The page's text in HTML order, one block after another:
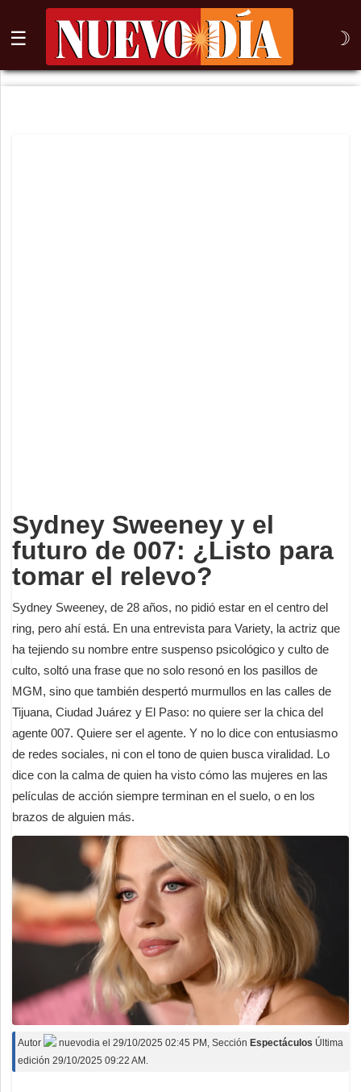
☰ ☽
⌕
Sydney Sweeney y el
futuro de 007: ¿Listo para
tomar el relevo?
Sydney Sweeney, de 28 años, no pidió estar en el centro del
ring, pero ahí está. En una entrevista para Variety, la actriz que
ha tejiendo su nombre entre suspenso psicológico y culto de
culto, soltó una frase que no solo resonó en los pasillos de
MGM, sino que también despertó murmullos en las calles de
Tijuana, Ciudad Juárez y El Paso: no quiere ser la chica del
agente 007. Quiere ser el agente. Y no lo dice con entusiasmo
de redes sociales, ni con el tono de quien busca viralidad. Lo
dice con la calma de quien ha visto cómo las mujeres en las
películas de acción siempre terminan en el suelo, o en los
brazos de alguien más.
Autor nuevodia el 29/10/2025 02:45 PM , Sección Espectáculos Última
edición 29/10/2025 09:22 AM.